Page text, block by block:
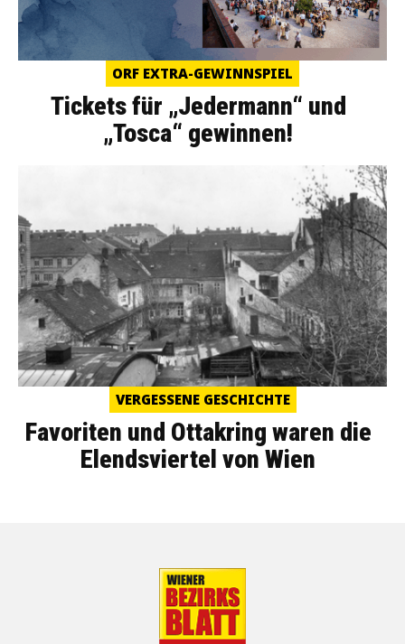
ORF EXTRA-GEWINNSPIEL
Tickets für „Jedermann“ und
„Tosca“ gewinnen!
VERGESSENE GESCHICHTE
Favoriten und Ottakring waren die
Elendsviertel von Wien